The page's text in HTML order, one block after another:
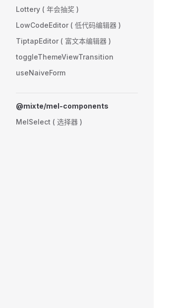
Lottery ( 年会抽奖 )
LowCodeEditor ( 低代码编辑器 )
TiptapEditor ( 富文本编辑器 )
toggleThemeViewTransition
useNaiveForm
@mixte/mel-components
MelSelect ( 选择器 )